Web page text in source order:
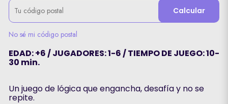
Calcular
No sé mi código postal
EDAD: +6 / JUGADORES: 1-6 / TIEMPO DE JUEGO: 10-
30 min.
Un juego de lógica que engancha, desafía y no se
repite.